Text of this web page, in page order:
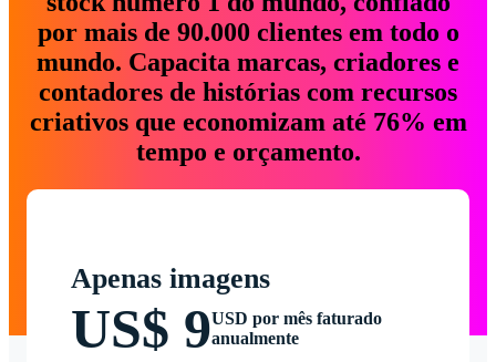
por mais de 90.000 clientes em todo o
mundo. Capacita marcas, criadores e
contadores de histórias com recursos
criativos que economizam até 76% em
tempo e orçamento.
Apenas imagens
US$ 9USD por mês faturado
anualmente